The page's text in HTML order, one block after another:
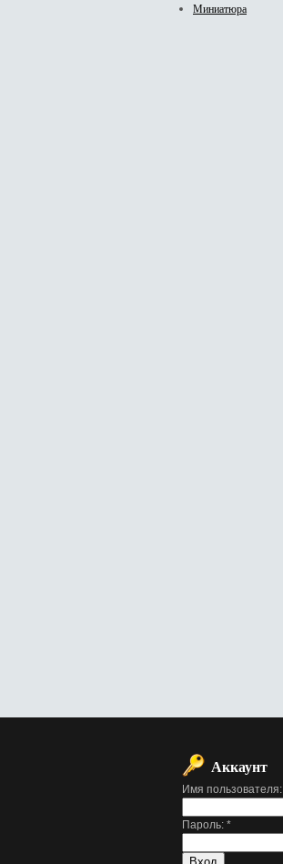
Миниатюра
Аккаунт
Имя пользователя:
Пароль: *